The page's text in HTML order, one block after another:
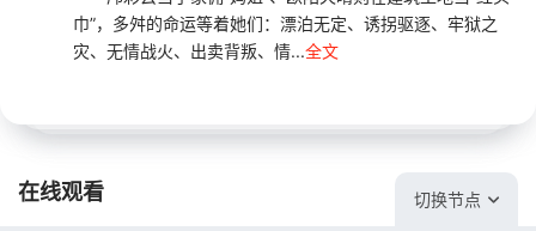
巾”，多舛的命运等着她们：漂泊无定、诱拐驱逐、牢狱之
灾、无情战火、出卖背叛、情...全文
在线观看 切换节点